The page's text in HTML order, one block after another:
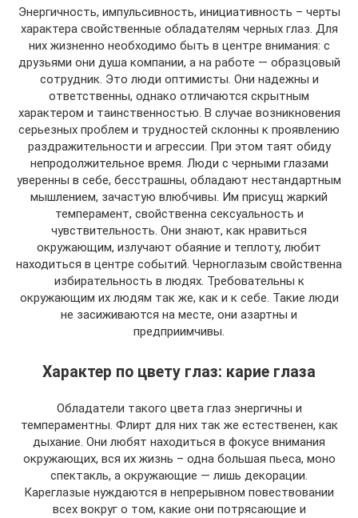
Энергичность, импульсивность, инициативность – черты
характера свойственные обладателям черных глаз. Для
них жизненно необходимо быть в центре внимания: с
друзьями они душа компании, а на работе — образцовый
сотрудник. Это люди оптимисты. Они надежны и
ответственны, однако отличаются скрытным
характером и таинственностью. В случае возникновения
серьезных проблем и трудностей склонны к проявлению
раздражительности и агрессии. При этом таят обиду
непродолжительное время. Люди с черными глазами
уверенны в себе, бесстрашны, обладают нестандартным
мышлением, зачастую влюбчивы. Им присущ жаркий
темперамент, свойственна сексуальность и
чувствительность. Они знают, как нравиться
окружающим, излучают обаяние и теплоту, любит
находиться в центре событий. Черноглазым свойственна
избирательность в людях. Требовательны к
окружающим их людям так же, как и к себе. Такие люди
не засиживаются на месте, они азартны и
предприимчивы.
Характер по цвету глаз: карие глаза
Обладатели такого цвета глаз энергичны и
темпераментны. Флирт для них так же естественен, как
дыхание. Они любят находиться в фокусе внимания
окружающих, вся их жизнь – одна большая пьеса, моно
спектакль, а окружающие — лишь декорации.
Кареглазые нуждаются в непрерывном повествовании
всех вокруг о том, какие они потрясающие и